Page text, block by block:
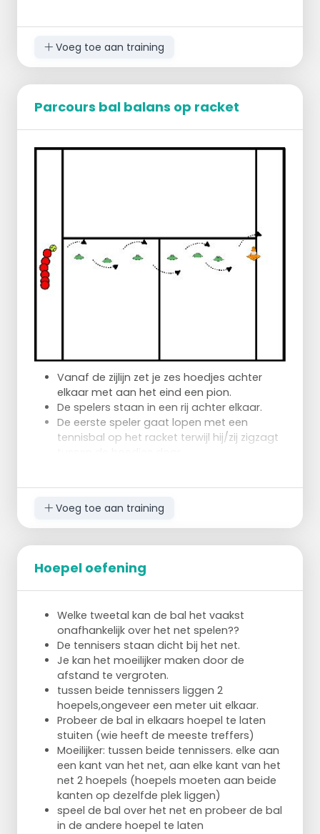
Voeg toe aan training
Parcours bal balans op racket
Vanaf de zijlijn zet je zes hoedjes achter
elkaar met aan het eind een pion.
De spelers staan in een rij achter elkaar.
De eerste speler gaat lopen met een
tennisbal op het racket terwijl hij/zij zigzagt
overneemt op het eigen racket die
vervolgens hetzelfde parcours aflegt.
hindernissen als een speedladder neerleggen of
Voeg toe aan training
Hoepel oefening
Welke tweetal kan de bal het vaakst
onafhankelijk over het net spelen??
De tennisers staan dicht bij het net.
Je kan het moeilijker maken door de
afstand te vergroten.
tussen beide tennissers liggen 2
hoepels,ongeveer een meter uit elkaar.
Probeer de bal in elkaars hoepel te laten
stuiten (wie heeft de meeste treffers)
Moeilijker: tussen beide tennissers. elke aan
een kant van het net, aan elke kant van het
net 2 hoepels (hoepels moeten aan beide
kanten op dezelfde plek liggen)
speel de bal over het net en probeer de bal
in de andere hoepel te laten